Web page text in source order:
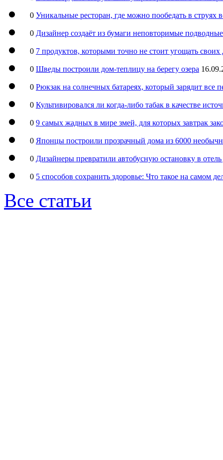
0 Уникальные ресторан, где можно пообедать в струях
0 Дизайнер создаёт из бумаги неповторимые
0 7 продуктов, которыми точно не стоит угощать
0 Шведы построили дом-теплицу на берегу озера
0 Рюкзак на солнечных батареях, который зарядит все
0 Культивировался ли когда-либо табак в качестве
0 9 самых жадных в мире змей, для которых завтрак
0 Японцы построили прозрачный дома из 6000
0 Дизайнеры превратили автобусную остановку в
0 5 способов сохранить здоровье: Что такое на самом
Все статьи